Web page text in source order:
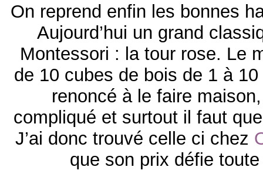
On reprend enfin les bonnes
Aujourd’hui un grand
Montessori : la tour rose. Le
de 10 cubes de bois de 1 à
renoncé à le faire
compliqué et surtout il faut
J’ai donc trouvé celle ci chez
que son prix défie